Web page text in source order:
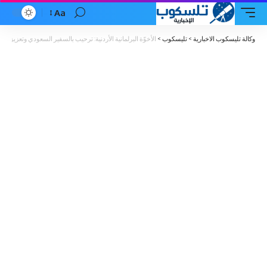
Font
Resizer
Aa
وكالة تليسكوب الاخبارية > تليسكوب > الأخوّة البرلمانية الأردنية: ترحيب بالسفير السعودي وتعزيز